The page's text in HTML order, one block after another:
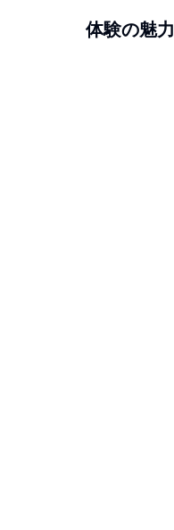
体験の魅力